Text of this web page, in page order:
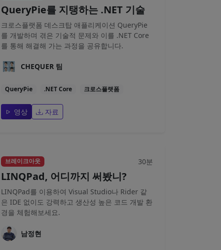
QueryPie를 지탱하는 .NET 기술
크로스플랫폼 데스크탑 애플리케이션 QueryPie
를 개발하며 겪은 기술적 문제와 이를 .NET Core
를 통해 해결해 가는 과정을 공유합니다.
CHEQUER 팀
QueryPie .NET Core 크로스플랫폼
영상 자료
브레이크아웃 30분
LINQPad, 어디까지 써봤니?
LINQPad를 이용하여 Visual Studio나 Rider 같
은 IDE 없이도 강력하고 생산성 높은 코드 개발 환
경을 체험해보세요.
남정현